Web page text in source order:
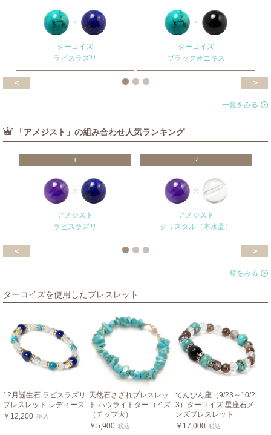
ターコイズ
ラピスラズリ
ターコイズ
ブラックオニキス
< >
一覧をみる
「アメジスト」の組み合わせ人気ランキング
1
アメジスト
ラピスラズリ
2
アメジスト
クリスタル（本水晶）
< >
一覧をみる
ターコイズを使用したブレスレット
12月誕生石 ラピスラズリ
ブレスレット レディース
￥12,200 税込
天然石さざれブレスレッ
ト ハウライトターコイズ
（チップ大）
￥5,900 税込
てんびん座（9/23～10/2
3）ターコイズ 星座石メ
ンズブレスレット
￥17,000 税込